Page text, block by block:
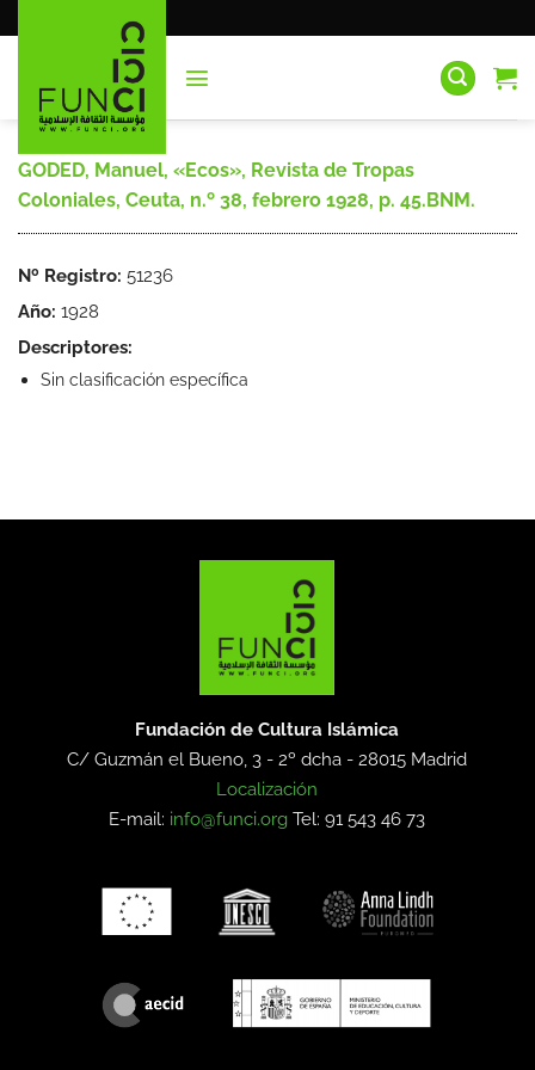
al
GODED, Manuel, «Ecos», Revista de Tropas
Coloniales, Ceuta, n.º 38, febrero 1928, p. 45.BNM.
Nº Registro: 51236
Año: 1928
Descriptores:
Sin clasificación específica
Fundación de Cultura Islámica
C/ Guzmán el Bueno, 3 - 2º dcha -28015 Madrid
Localización
E-mail: info@funci.org Tel: 91 543 46 73